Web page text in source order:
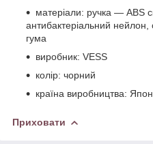
матеріали: ручка —
антибактеріальний
гума
виробник: VESS
колір: чорний
країна виробництва:
Приховати